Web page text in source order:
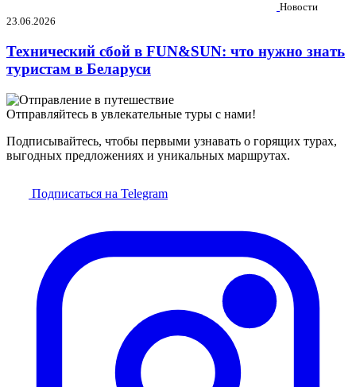
Новости
23.06.2026
Технический сбой в FUN&SUN: что нужно знать
туристам в Беларуси
Отправляйтесь в увлекательные туры с нами!
Подписывайтесь, чтобы первыми узнавать о горящих турах,
выгодных предложениях и уникальных маршрутах.
Подписаться на Telegram